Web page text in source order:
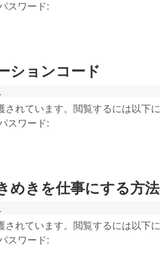
スワード:
ションコード
されています。閲覧するには以下に
スワード:
めきを仕事にする方法
されています。閲覧するには以下に
スワード: